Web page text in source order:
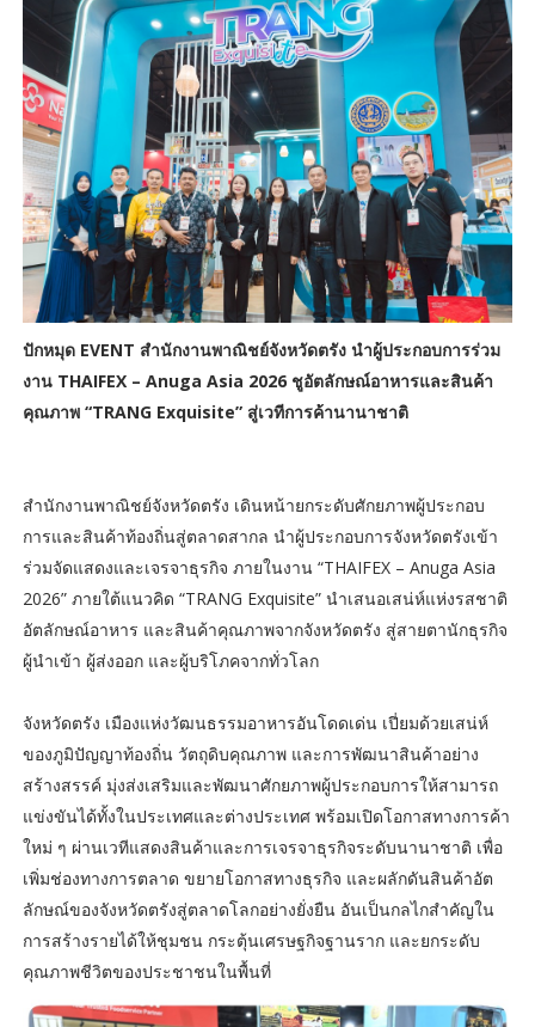
ปักหมุด EVENT สำนักงานพาณิชย์จังหวัดตรัง นำผู้ประกอบการร่วม
งาน THAIFEX – Anuga Asia 2026 ชูอัตลักษณ์อาหารและสินค้า
คุณภาพ “TRANG Exquisite” สู่เวทีการค้านานาชาติ
สำนักงานพาณิชย์จังหวัดตรัง เดินหน้ายกระดับศักยภาพผู้ประกอบ
การและสินค้าท้องถิ่นสู่ตลาดสากล นำผู้ประกอบการจังหวัดตรังเข้า
ร่วมจัดแสดงและเจรจาธุรกิจ ภายในงาน “THAIFEX – Anuga Asia
2026” ภายใต้แนวคิด “TRANG Exquisite” นำเสนอเสน่ห์แห่งรสชาติ
อัตลักษณ์อาหาร และสินค้าคุณภาพจากจังหวัดตรัง สู่สายตานักธุรกิจ
ผู้นำเข้า ผู้ส่งออก และผู้บริโภคจากทั่วโลก
จังหวัดตรัง เมืองแห่งวัฒนธรรมอาหารอันโดดเด่น เปี่ยมด้วยเสน่ห์
ของภูมิปัญญาท้องถิ่น วัตถุดิบคุณภาพ และการพัฒนาสินค้าอย่าง
สร้างสรรค์ มุ่งส่งเสริมและพัฒนาศักยภาพผู้ประกอบการให้สามารถ
แข่งขันได้ทั้งในประเทศและต่างประเทศ พร้อมเปิดโอกาสทางการค้า
ใหม่ ๆ ผ่านเวทีแสดงสินค้าและการเจรจาธุรกิจระดับนานาชาติ เพื่อ
เพิ่มช่องทางการตลาด ขยายโอกาสทางธุรกิจ และผลักดันสินค้าอัต
ลักษณ์ของจังหวัดตรังสู่ตลาดโลกอย่างยั่งยืน อันเป็นกลไกสำคัญใน
การสร้างรายได้ให้ชุมชน กระตุ้นเศรษฐกิจฐานราก และยกระดับ
คุณภาพชีวิตของประชาชนในพื้นที่